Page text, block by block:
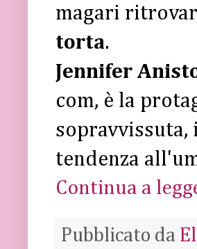
magari
torta.
Jennifer
com, è la
tendenza
Continua a
Pubblicato da